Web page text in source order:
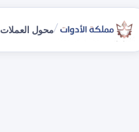
/محول العملات